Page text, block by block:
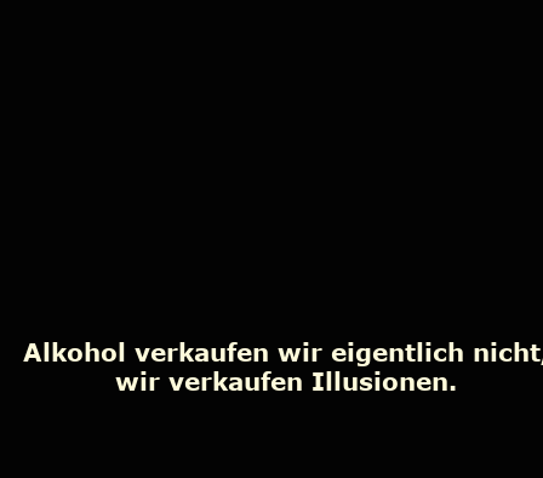
Alkohol verkaufen wir eigentlich
wir verkaufen Illusionen.